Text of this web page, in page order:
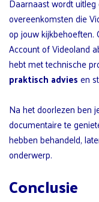
Daarnaast wordt
overeenkomsten die
op jouw kijkbehoeften.
Account of Videoland
hebt met technische
praktisch adviesen
Na het doorlezen ben
documentaire te
hebben behandeld,
onderwerp.
Conclusie